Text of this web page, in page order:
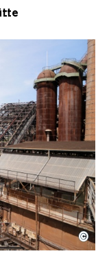
Hütte mit
Hütte | Karl
©